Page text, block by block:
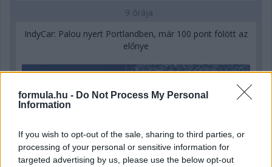
formula.hu - Do Not Process My Personal
Information
If you wish to opt-out of the sale, sharing to third parties, or
processing of your personal or sensitive information for
targeted advertising by us, please use the below opt-out
9 órája
IndyCar: Palou nyert Portlandben, már 100 pont fölött az
előnye